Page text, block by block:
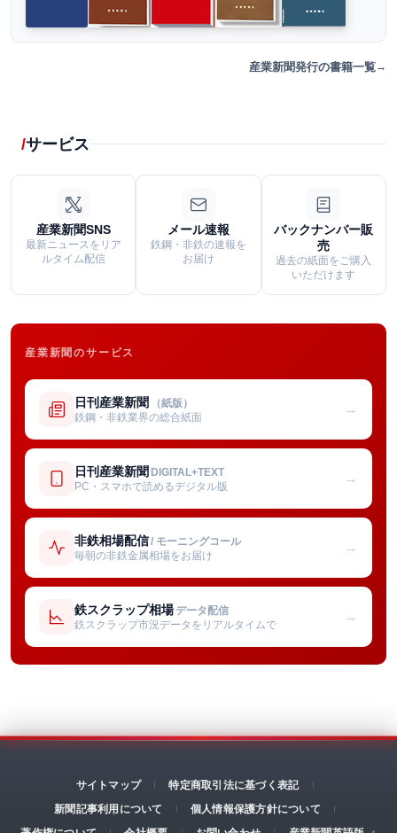
産業新聞発行の書籍一覧
サービス
産業新聞SNS
最新ニュースをリア
ルタイム配信
メール速報
鉄鋼・非鉄の速報を
お届け
バックナンバー販
売
過去の紙面をご購入
いただけます
産業新聞のサービス
日刊産業新聞 （紙版）
鉄鋼・非鉄業界の総合紙面
→
日刊産業新聞 DIGITAL+TEXT
PC・スマホで読めるデジタル版
→
非鉄相場配信/ モーニングコール
毎朝の非鉄金属相場をお届け
→
鉄スクラップ相場 データ配信
鉄スクラップ市況データをリアルタイムで
→
サイトマップ
特定商取引法に基づく表記
新聞記事利用について
個人情報保護方針について